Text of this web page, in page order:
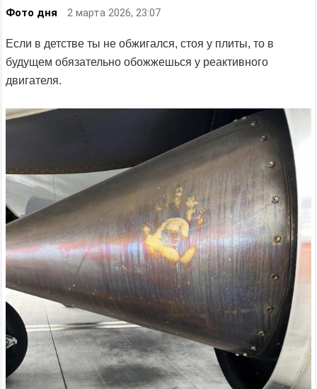
Фото дня 2 марта 2026, 23:07
Если в детстве ты не обжигался, стоя у плиты, то в
будущем обязательно обожжешься у реактивного
двигателя.